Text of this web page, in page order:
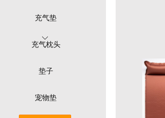
充气垫
充气枕头
垫子
宠物垫